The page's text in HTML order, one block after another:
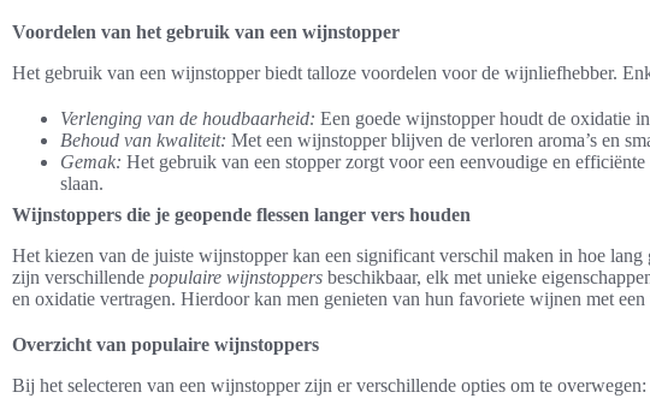
Voordelen van het gebruik van een wijnstopper
Het gebruik van een wijnstopper biedt talloze voordelen voor de wijnliefhebber.
Verlenging van de houdbaarheid: Een goede wijnstopper houdt de oxidatie
Behoud van kwaliteit: Met een wijnstopper blijven de verloren aroma’s en
Gemak: Het gebruik van een stopper zorgt voor een eenvoudige en
slaan.
Wijnstoppers die je geopende flessen langer vers houden
Het kiezen van de juiste wijnstopper kan een significant verschil maken in hoe
zijn verschillende populaire wijnstoppers beschikbaar, elk met unieke
en oxidatie vertragen. Hierdoor kan men genieten van hun favoriete wijnen met
Overzicht van populaire wijnstoppers
Bij het selecteren van een wijnstopper zijn er verschillende opties om te overwegen: